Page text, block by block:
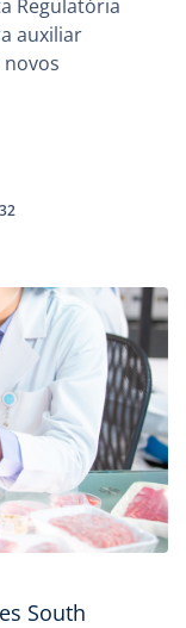
Regulatória
auxiliar
South